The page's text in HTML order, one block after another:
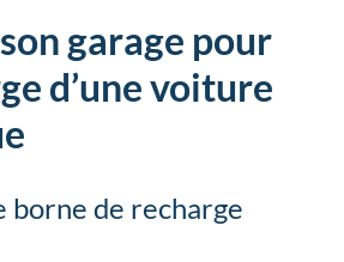
garage pour
d’une voiture
borne de recharge